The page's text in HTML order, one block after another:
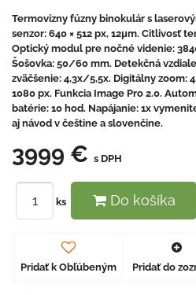
Termovízny fúzny binokulár s
senzor: 640 × 512 px, 12μm. Citlivosť
Optický modul pre nočné videnie:
Šošovka: 50/60 mm. Detekčná
zväčšenie: 4,3x/5,5x. Digitálny zoom:
1080 px. Funkcia Image Pro 2.0.
batérie: 10 hod. Napájanie: 1x
aj návod v češtine a slovenčine.
3999 € s DPH
ks Do košíka
Pridať k Obľúbeným Pridať do